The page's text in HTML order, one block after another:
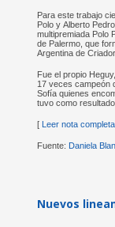
Para este trabajo
Polo y Alberto
multipremiada Polo
de Palermo, que
Argentina de
Fue el propio
17 veces campeón
Sofía quienes
tuvo como
[Leer nota
Fuente: Daniela
Nuevos